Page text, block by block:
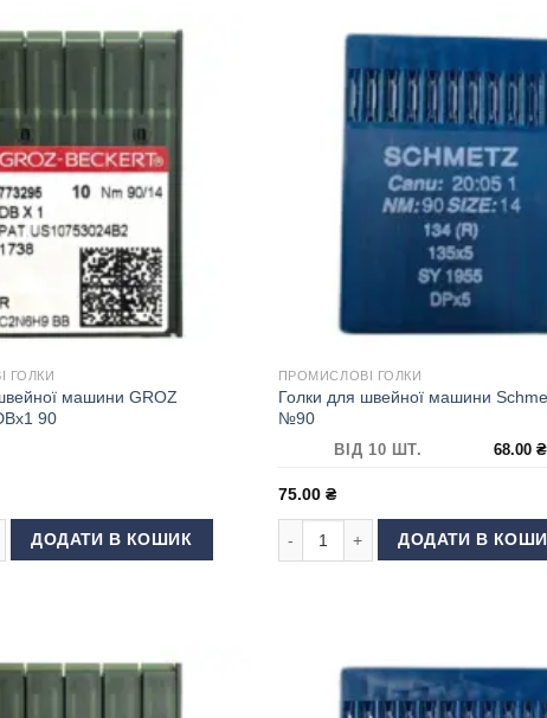
кількість
ГОЛКИ
машини GROZ
90
машини GROZ BECKERT DBx1 90 кількість
ДОДАТИ В КОШИК
ПРОМИСЛОВІ ГОЛКИ
Голки для швейної машини
№90
ВІД 10 ШТ. 68.00₴
75.00 ₴
Голки для швейної машини
ДОДАТИ В